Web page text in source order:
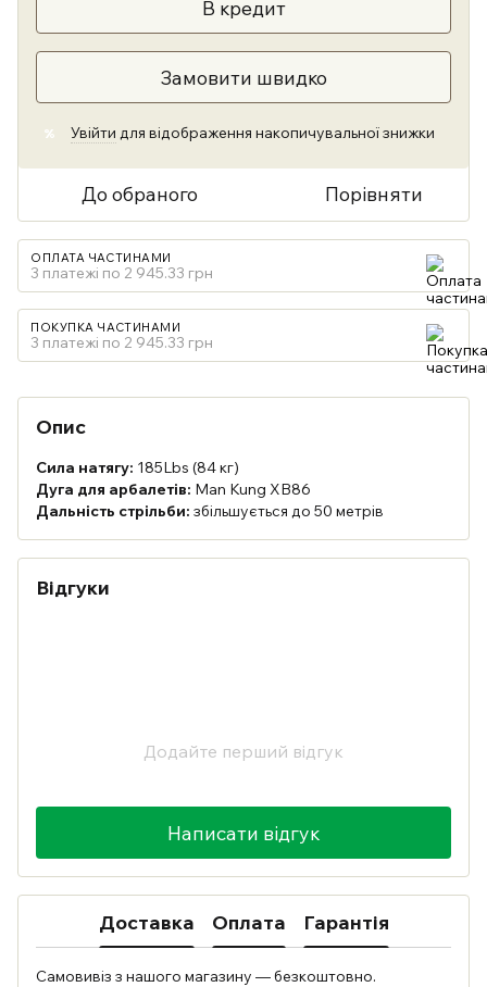
В кредит
Замовити швидко
% Увійти для відображення накопичувальної знижки
До обраного Порівняти
ОПЛАТА ЧАСТИНАМИ
3 платежі по 2 945.33 грн
ПОКУПКА ЧАСТИНАМИ
3 платежі по 2 945.33 грн
Опис
Сила натягу: 185Lbs (84 кг)
Дуга для арбалетів: Man Kung XB86
Дальність стрільби: збільшується до 50 метрів
Відгуки
Додайте перший відгук
Написати відгук
Доставка Оплата Гарантія
Самовивіз з нашого магазину — безкоштовно.